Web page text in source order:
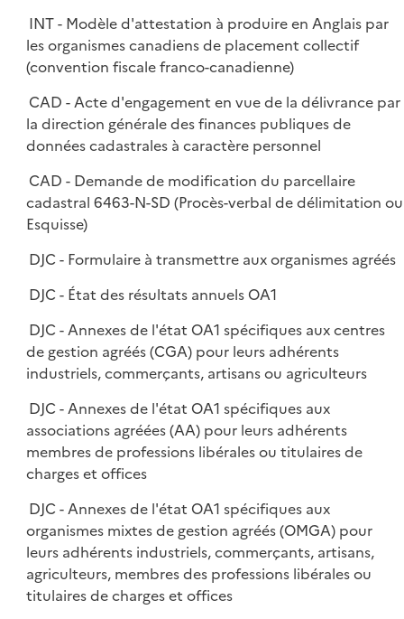
INT - Modèle d'attestation à produire en Anglais par
les organismes canadiens de placement collectif
(convention fiscale franco-canadienne)
CAD - Acte d'engagement en vue de la délivrance par
la direction générale des finances publiques de
données cadastrales à caractère personnel
CAD - Demande de modification du parcellaire
cadastral 6463-N-SD (Procès-verbal de délimitation ou
Esquisse)
DJC - Formulaire à transmettre aux organismes agréés
DJC - État des résultats annuels OA1
DJC - Annexes de l'état OA1 spécifiques aux centres
de gestion agréés (CGA) pour leurs adhérents
industriels, commerçants, artisans ou agriculteurs
DJC - Annexes de l'état OA1 spécifiques aux
associations agréées (AA) pour leurs adhérents
membres de professions libérales ou titulaires de
charges et offices
DJC - Annexes de l'état OA1 spécifiques aux
organismes mixtes de gestion agréés (OMGA) pour
leurs adhérents industriels, commerçants, artisans,
agriculteurs, membres des professions libérales ou
titulaires de charges et offices